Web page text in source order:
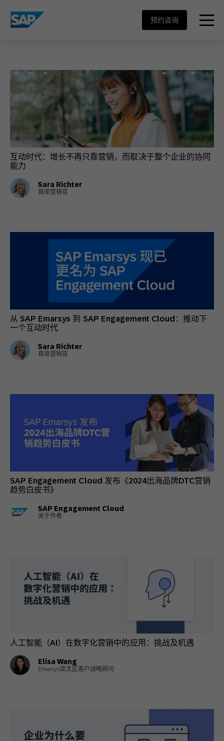
SAP ENGAGEMENT CLOUD menu
预约咨询
互动时代：增长不再只靠营销，而取决于整个企业的协同
能力
Sara Richter
首席营销官
从 SAP Emarsys 到 SAP Engagement Cloud：推动下
一个互动时代
Sara Richter
首席营销官
SAP Engagement Cloud 发布《2024出海品牌DTC营销
趋势白皮书》
SAP Engagement Cloud
关于作者
人工智能（AI）在数字化营销中的应用：挑战及机遇
Elisa Wang
Emarsys亚太区客户战略顾问